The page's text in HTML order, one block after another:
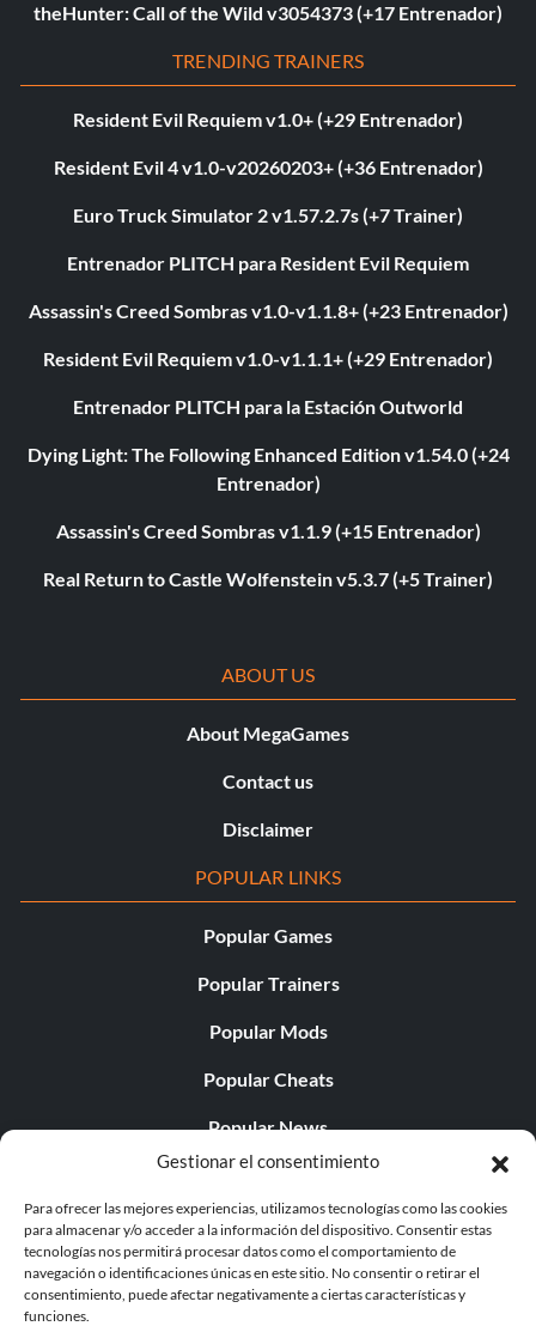
Gestionar el consentimiento
Para ofrecer las mejores experiencias, utilizamos tecnologías como las cookies
para almacenar y/o acceder a la información del dispositivo. Consentir estas
tecnologías nos permitirá procesar datos como el comportamiento de
navegación o identificaciones únicas en este sitio. No consentir o retirar el
consentimiento, puede afectar negativamente a ciertas características y
funciones.
theHunter: Call of the Wild v3054373 (+17 Entrenador)
TRENDING TRAINERS
Resident Evil Requiem v1.0+ (+29 Entrenador)
Resident Evil 4 v1.0-v20260203+ (+36 Entrenador)
Euro Truck Simulator 2 v1.57.2.7s (+7 Trainer)
Entrenador PLITCH para Resident Evil Requiem
Assassin's Creed Sombras v1.0-v1.1.8+ (+23 Entrenador)
Resident Evil Requiem v1.0-v1.1.1+ (+29 Entrenador)
Entrenador PLITCH para la Estación Outworld
Dying Light: The Following Enhanced Edition v1.54.0 (+24
Entrenador)
Assassin's Creed Sombras v1.1.9 (+15 Entrenador)
Real Return to Castle Wolfenstein v5.3.7 (+5 Trainer)
ABOUT US
About MegaGames
Contact us
Disclaimer
POPULAR LINKS
Popular Games
Popular Trainers
Popular Mods
Popular Cheats
Popular News
Popular Editorials
Popular Free Games
LATEST UPDATES